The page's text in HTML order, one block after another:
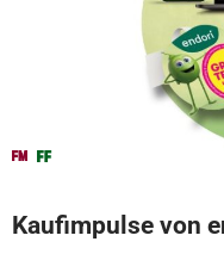
Kaufimpulse von